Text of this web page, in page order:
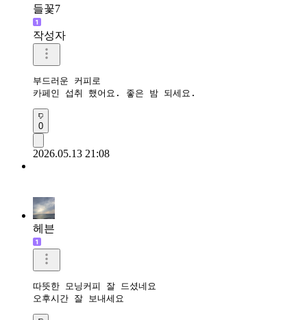
들꽃7
작성자
부드러운 커피로
카페인 섭취 했어요. 좋은 밤 되세요.
0
2026.05.13 21:08
헤븐
따뜻한 모닝커피 잘 드셨네요
오후시간 잘 보내세요